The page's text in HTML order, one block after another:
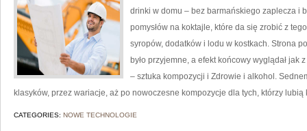
drinki w domu – bez barmańskiego zaplecza i
pomysłów na koktajle, które da się zrobić z
syropów, dodatków i lodu w kostkach. Strona
było przyjemne, a efekt końcowy wyglądał
– sztuka kompozycji i Zdrowie i alkohol.
klasyków, przez wariacje, aż po nowoczesne kompozycje dla tych, którzy
CATEGORIES: NOWE TECHNOLOGIE